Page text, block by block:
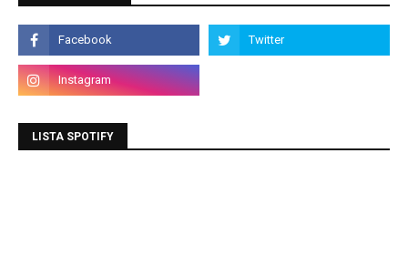
LISTA SPOTIFY